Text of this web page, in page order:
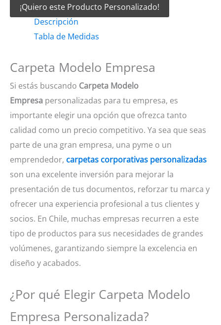
Empresa
cantidad
¡Quiero este Producto Personalizado!
Descripción
Tabla de Medidas
Carpeta Modelo Empresa
Si estás buscando Carpeta Modelo
Empresa personalizadas para tu empresa, es
importante elegir una opción que ofrezca tanto
calidad como un precio competitivo. Ya sea que seas
parte de una gran empresa, una pyme o un
emprendedor, carpetas corporativas personalizadas
son una excelente inversión para mejorar la
presentación de tus documentos, reforzar tu marca y
ofrecer una experiencia profesional a tus clientes y
socios. En Chile, muchas empresas recurren a este
tipo de productos para sus necesidades de grandes
volúmenes, garantizando siempre la excelencia en
diseño y acabados.
¿Por qué Elegir Carpeta Modelo
Empresa Personalizada?